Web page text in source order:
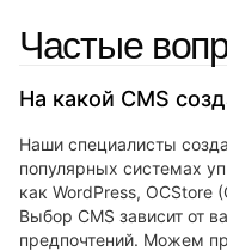
Частые
На какой CMS
Наши специалисты
популярных системах
как WordPress, OCStore
Выбор CMS зависит от
предпочтений. Можем